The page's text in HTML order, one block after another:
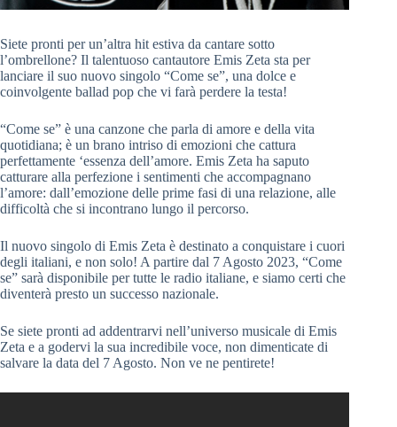
Siete pronti per un’altra hit estiva da cantare sotto
l’ombrellone? Il talentuoso cantautore Emis Zeta sta per
lanciare il suo nuovo singolo “Come se”, una dolce e
coinvolgente ballad pop che vi farà perdere la testa!
“Come se” è una canzone che parla di amore e della vita
quotidiana; è un brano intriso di emozioni che cattura
perfettamente ‘essenza dell’amore. Emis Zeta ha saputo
catturare alla perfezione i sentimenti che accompagnano
l’amore: dall’emozione delle prime fasi di una relazione, alle
difficoltà che si incontrano lungo il percorso.
Il nuovo singolo di Emis Zeta è destinato a conquistare i cuori
degli italiani, e non solo! A partire dal 7 Agosto 2023, “Come
se” sarà disponibile per tutte le radio italiane, e siamo certi che
diventerà presto un successo nazionale.
Se siete pronti ad addentrarvi nell’universo musicale di Emis
Zeta e a godervi la sua incredibile voce, non dimenticate di
salvare la data del 7 Agosto. Non ve ne pentirete!